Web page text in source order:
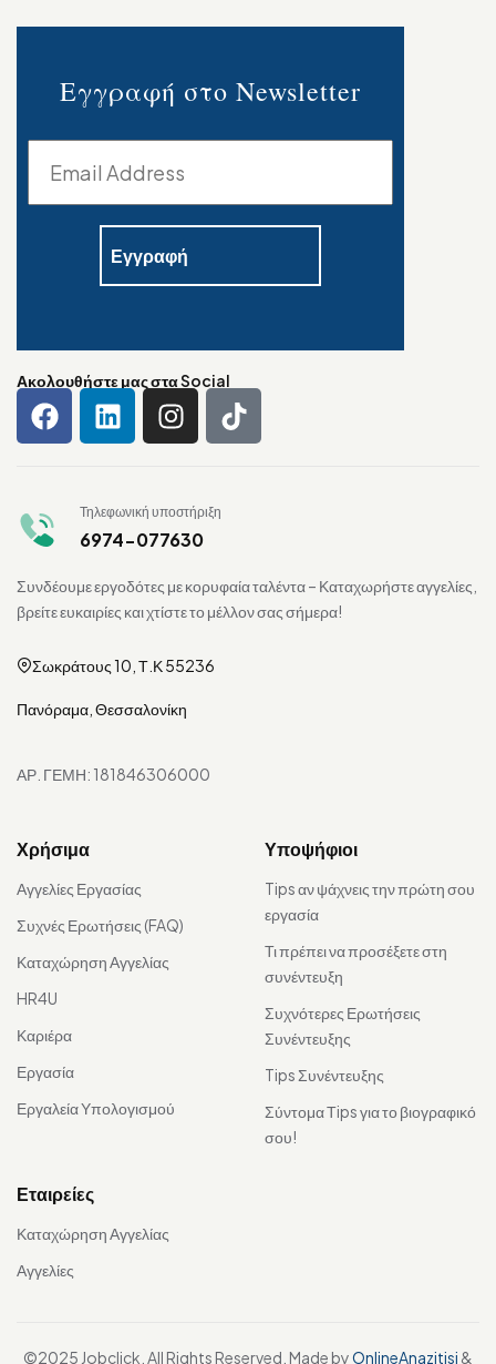
Εγγραφή στο Newsletter
Ακολουθήστε μας στα Social
Τηλεφωνική υποστήριξη
6974-077630
Συνδέουμε εργοδότες με κορυφαία ταλέντα – Καταχωρήστε αγγελίες,
βρείτε ευκαιρίες και χτίστε το μέλλον σας σήμερα!
Σωκράτους 10, Τ.Κ 55236
Πανόραμα, Θεσσαλονίκη
ΑΡ. ΓΕΜΗ: 181846306000
Χρήσιμα
Αγγελίες Εργασίας
Συχνές Ερωτήσεις (FAQ)
Καταχώρηση Αγγελίας
HR4U
Καριέρα
Εργασία
Εργαλεία Υπολογισμού
Υποψήφιοι
Tips αν ψάχνεις την πρώτη σου
εργασία
Τι πρέπει να προσέξετε στη
συνέντευξη
Συχνότερες Ερωτήσεις
Συνέντευξης
Tips Συνέντευξης
Σύντομα Τips για το βιογραφικό
σου!
Εταιρείες
Καταχώρηση Αγγελίας
Αγγελίες
©2025 Jobclick. All Rights Reserved. Made byOnlineAnazitisi &